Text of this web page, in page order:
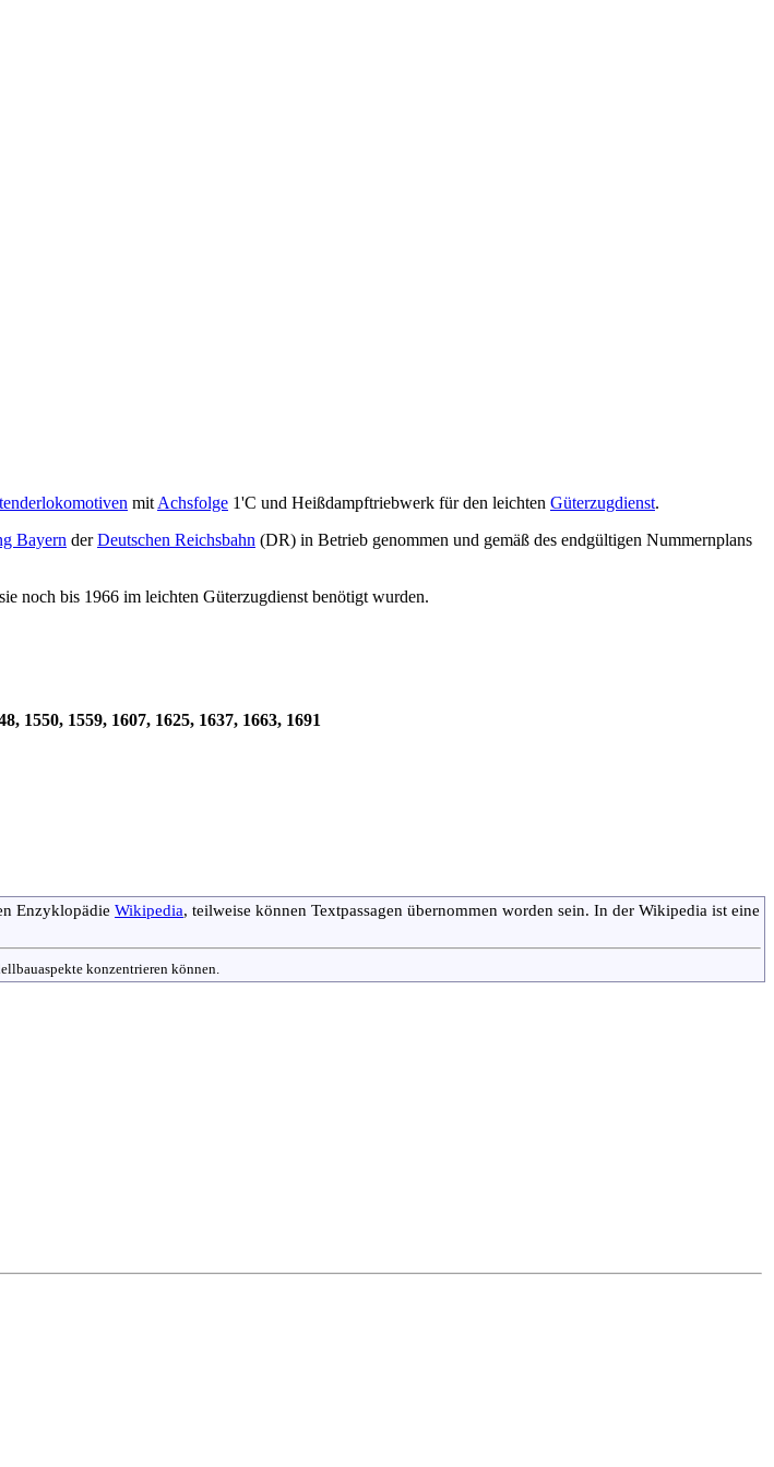
mit Achsfolge 1'C und Heißdampftriebwerk für den leichten Güterzugdienst.
Bayern derDeutschen Reichsbahn (DR) in Betrieb genommen und gemäß des endgültigen Nummernplans
noch bis 1966 im leichten Güterzugdienst benötigt wurden.
1550, 1559, 1607, 1625, 1637, 1663, 1691
Enzyklopädie Wikipedia, teilweise können Textpassagen übernommen worden sein. In der Wikipedia ist eine
konzentrieren können.